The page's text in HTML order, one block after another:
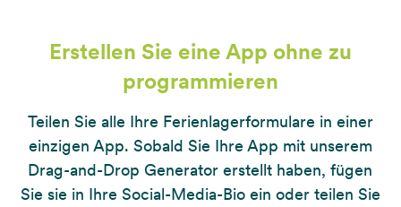
Erstellen Sie eine App ohne zu
programmieren
Teilen Sie alle Ihre Ferienlagerformulare in einer
einzigen App. Sobald Sie Ihre App mit unserem
Drag-and-Drop Generator erstellt haben, fügen
Sie sie in Ihre Social-Media-Bio ein oder teilen Sie